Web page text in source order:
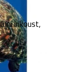
inkoust,